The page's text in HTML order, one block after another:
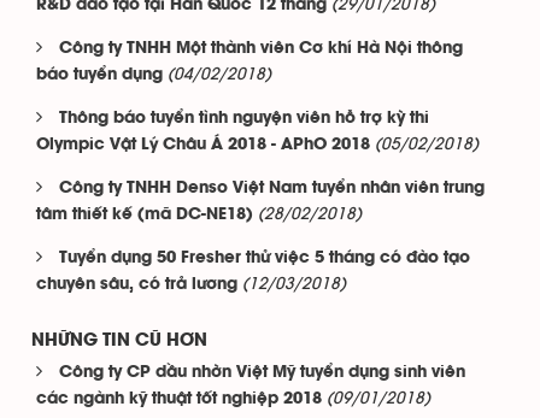
R&D đào tạo tại Hàn Quốc 12 tháng (29/01/2018)
Công ty TNHH Một thành viên Cơ khí Hà Nội thông
báo tuyển dụng (04/02/2018)
Thông báo tuyển tình nguyện viên hỗ trợ kỳ thi
Olympic Vật Lý Châu Á 2018 - APhO 2018 (05/02/2018)
Công ty TNHH Denso Việt Nam tuyển nhân viên trung
tâm thiết kế (mã DC-NE18) (28/02/2018)
Tuyển dụng 50 Fresher thử việc 5 tháng có đào tạo
chuyên sâu, có trả lương (12/03/2018)
NHỮNG TIN CŨ HƠN
Công ty CP dầu nhờn Việt Mỹ tuyển dụng sinh viên
các ngành kỹ thuật tốt nghiệp 2018 (09/01/2018)